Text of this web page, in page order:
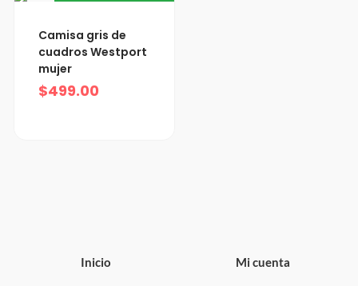
Camisa gris de
cuadros Westport
mujer
$499.00
Inicio Mi cuenta